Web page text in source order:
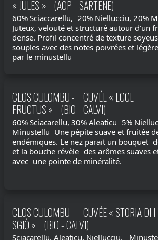
« JULES » (AOP - SARTENE)
60% Sciaccarellu, 20% Niellucciu, 20%
Juteux, velouté et structuré autour d’un
dense. Profil concentré de texture
souples avec des notes poivrées et
par le minustellu
CLOS CULOMBU - CUVÉE « ECCE
FRUCTUS » (BIO - CALVI)
60% Sciacarellu, 30% Aleaticu 5%
Minustellu Une pépite suave et fruitée
endémiques. Le nez parait un bouquet
et la bouche révèle des arômes suaves
avec une pointe de minéralité.
CLOS CULOMBU - CUVÉE « STORIA DI I
SGIÒ » (BIO - CALVI)
Sciacarellu, Aleaticu, Niellucciu,